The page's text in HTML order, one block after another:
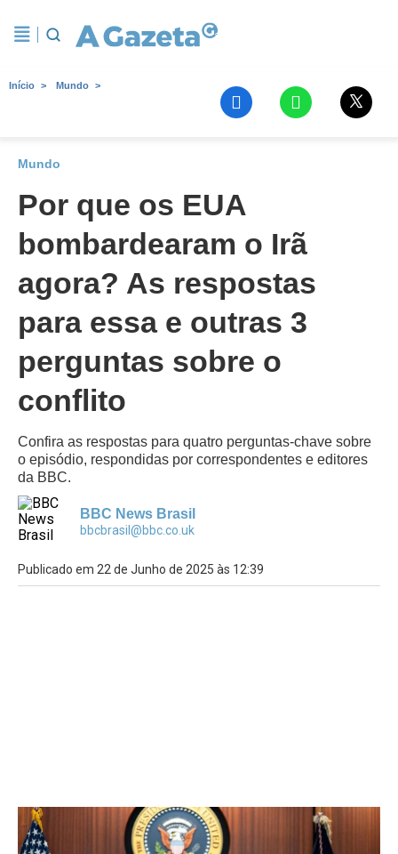
Início Mundo
Mundo
Por que os EUA
bombardearam o Irã
agora? As respostas
para essa e outras 3
perguntas sobre o
conflito
Confira as respostas para quatro perguntas-chave sobre
o episódio, respondidas por correspondentes e editores
da BBC.
BBC News Brasil
bbcbrasil@bbc.co.uk
Publicado em 22 de Junho de 2025 às 12:39